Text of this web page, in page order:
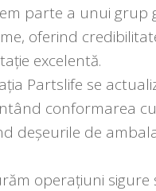
parte a unui grup
oferind
excelentă.
Partslife se
conformarea
deșeurile de
operațiuni sigure